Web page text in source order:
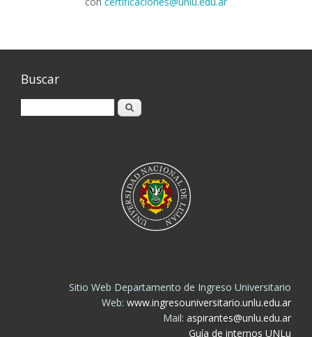
Buscar
Buscar
Sitio Web Departamento de Ingreso Universitario
Web: www.ingresouniversitario.unlu.edu.ar
Mail: aspirantes@unlu.edu.ar
Guía de internos UNLu